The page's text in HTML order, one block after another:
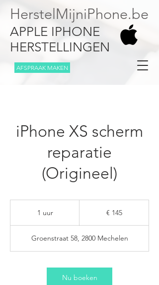
HerstelMijniPhone.be
APPLE IPHONE
HERSTELLINGEN
AFSPRAAK MAKEN
iPhone XS scherm
reparatie
(Origineel)
1 uur1
€ 145
Groenstraat 58, 2800 Mechelen
Nu boeken